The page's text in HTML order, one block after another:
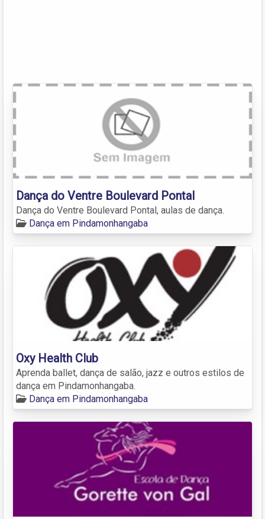
Dança do Ventre Boulevard Pontal
Dança do Ventre Boulevard Pontal, aulas de dança.
Dança em Pindamonhangaba
Oxy Health Club
Aprenda ballet, dança de salão, jazz e outros estilos de
dança em Pindamonhangaba.
Dança em Pindamonhangaba